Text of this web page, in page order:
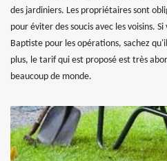
des jardiniers. Les propriétaires sont
pour éviter des soucis avec les voisins. Si
Baptiste pour les opérations, sachez
plus, le tarif qui est proposé est très
beaucoup de monde.